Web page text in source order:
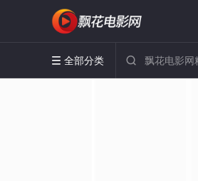
 全部分类 